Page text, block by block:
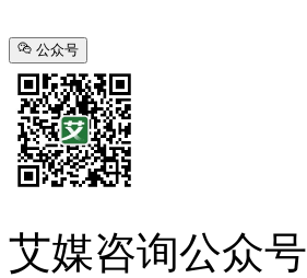
公众号
艾媒咨询公众号